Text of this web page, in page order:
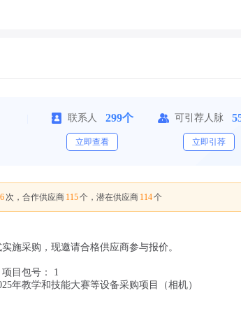
联系人 299个
立即查看
可引荐人脉
立即引荐
次，合作供应商 115个，潜在供应商 114个
施采购，现邀请合格供应商参与报价。
项目包号： 1
年教学和技能大赛等设备采购项目（相机）